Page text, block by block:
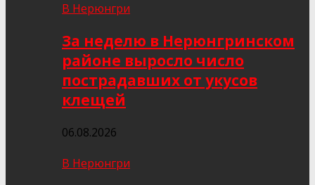
В Нерюнгри
За неделю в Нерюнгринском
районе выросло число
пострадавших от укусов
клещей
06.08.2026
В Нерюнгри